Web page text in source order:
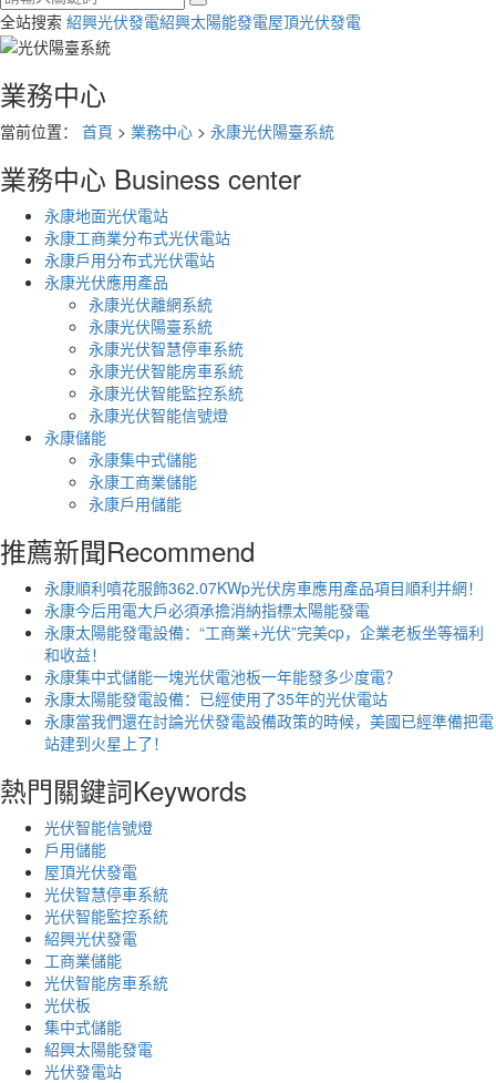
全站搜索 紹興光伏發電紹興太陽能發電屋頂光伏發電
業務中心
當前位置： 首頁 > 業務中心 > 永康光伏陽臺系統
業務中心 Business center
永康地面光伏電站
永康工商業分布式光伏電站
永康戶用分布式光伏電站
永康光伏應用產品
永康光伏離網系統
永康光伏陽臺系統
永康光伏智慧停車系統
永康光伏智能房車系統
永康光伏智能監控系統
永康光伏智能信號燈
永康儲能
永康集中式儲能
永康工商業儲能
永康戶用儲能
推薦新聞Recommend
永康順利噴花服飾362.07KWp光伏房車應用產品項目順利并網！
永康今后用電大戶必須承擔消納指標太陽能發電
永康太陽能發電設備：“工商業+光伏”完美cp，企業老板坐等福利
和收益！
永康集中式儲能一塊光伏電池板一年能發多少度電？
永康太陽能發電設備：已經使用了35年的光伏電站
永康當我們還在討論光伏發電設備政策的時候，美國已經準備把電
站建到火星上了！
熱門關鍵詞Keywords
光伏智能信號燈
戶用儲能
屋頂光伏發電
光伏智慧停車系統
光伏智能監控系統
紹興光伏發電
工商業儲能
光伏智能房車系統
光伏板
集中式儲能
紹興太陽能發電
光伏發電站